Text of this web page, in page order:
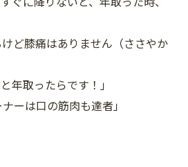
ど膝痛はありません（ささやか
年取ったらです！」
ーは口の筋肉も達者」